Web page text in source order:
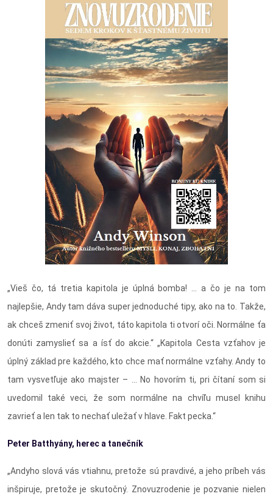
„Vieš čo, tá tretia kapitola je úplná bomba! ... a čo je na tom
najlepšie, Andy tam dáva super jednoduché tipy, ako na to. Takže,
ak chceš zmeniť svoj život, táto kapitola ti otvorí oči. Normálne ťa
donúti zamyslieť sa a ísť do akcie.“ „Kapitola Cesta vzťahov je
úplný základ pre každého, kto chce mať normálne vzťahy. Andy to
tam vysvetľuje ako majster – ... No hovorím ti, pri čítaní som si
uvedomil také veci, že som normálne na chvíľu musel knihu
zavrieť a len tak to nechať uležať v hlave. Fakt pecka.“
Peter Batthyány, herec a tanečník
„Andyho slová vás vtiahnu, pretože sú pravdivé, a jeho príbeh vás
inšpiruje, pretože je skutočný. Znovuzrodenie je pozvanie nielen